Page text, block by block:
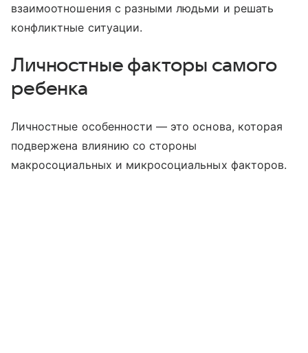
взаимоотношения с разными людьми и решать
конфликтные ситуации.
Личностные факторы самого
ребенка
Личностные особенности — это основа, которая
подвержена влиянию со стороны
макросоциальных и микросоциальных факторов.